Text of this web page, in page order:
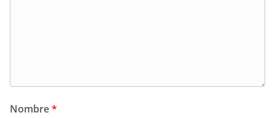
Nombre*